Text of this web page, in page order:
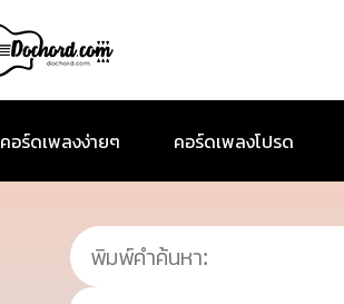
คอร์ดเพลงง่ายๆ คอร์ดเพลงโปรด